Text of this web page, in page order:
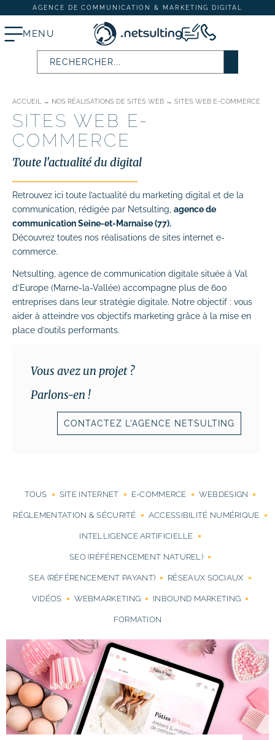
AGENCE DE COMMUNICATION & MARKETING DIGITAL
Stratégie digitale
# Audit SEO & marketing digital
# Plan d’actions webmarketing
Création et refonte de site internet
# Création de site vitrine
# Création de site e-commerce
# Dépannage & maintenance de sites
# Rédaction de contenus
# Référencement naturel (SEO)
# Référencement payant (SEA)
# Community management (SMO)
# Identité visuelle
# Webdesign
Formations
# Formation SEO (référencement naturel)
# Formation SEA (Google Ads)
# Formation SMO (community management)
MENU
ACCUEIL→ NOS RÉALISATIONS DE SITES WEB → SITES WEB E-COMMERCE
SITES WEB E-
COMMERCE
Toute l'actualité du digital
Retrouvez ici toute l’actualité du marketing digital et de la
communication, rédigée par Netsulting, agence de
communication Seine-et-Marnaise (77).
Découvrez toutes nos réalisations de sites internet e-
commerce.
Netsulting, agence de communication digitale située à Val
d’Europe (Marne-la-Vallée) accompagne plus de 600
entreprises dans leur stratégie digitale. Notre objectif : vous
aider à atteindre vos objectifs marketing grâce à la mise en
place d’outils performants.
Vous avez un projet ?
Parlons-en !
CONTACTEZ L'AGENCE NETSULTING
TOUS SITE INTERNET E-COMMERCE WEBDESIGN
RÉGLEMENTATION & SÉCURITÉ ACCESSIBILITÉ NUMÉRIQUE
INTELLIGENCE ARTIFICIELLE
SEO (RÉFÉRENCEMENT NATUREL)
SEA (RÉFÉRENCEMENT PAYANT) RÉSEAUX SOCIAUX
VIDÉOS WEBMARKETING INBOUND MARKETING
FORMATION